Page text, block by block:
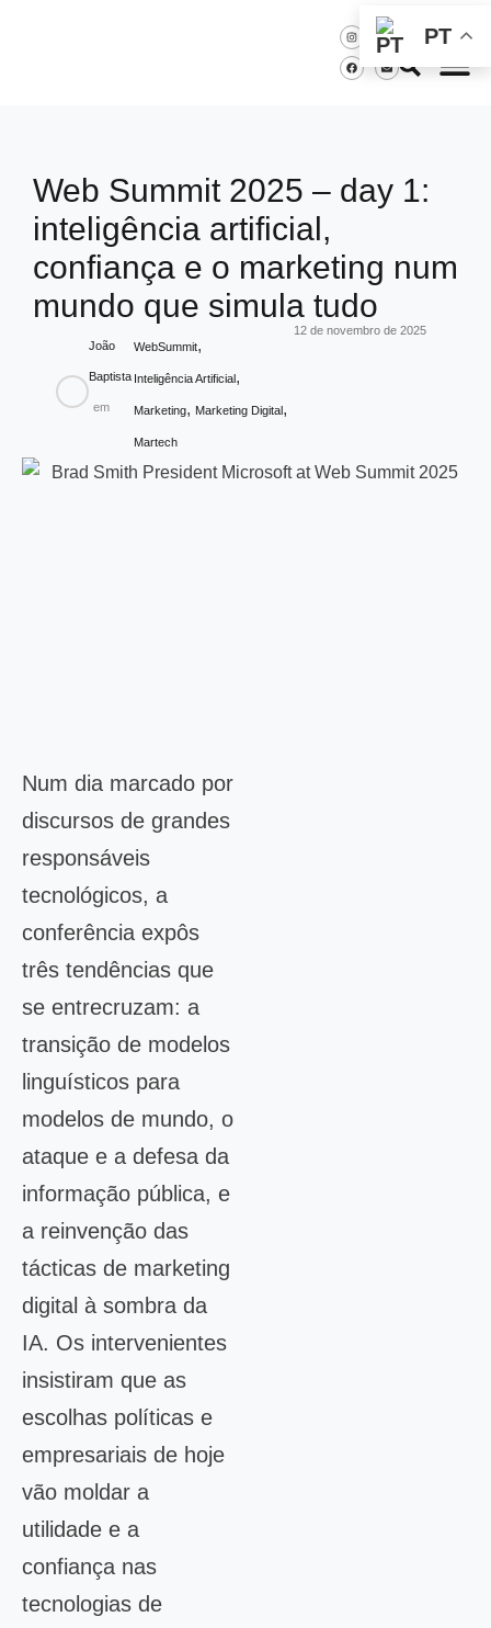
Web Summit 2025 – day 1:
inteligência artificial,
confiança e o marketing num
mundo que simula tudo
João
Baptista
em
WebSummit,
Inteligência Artificial,
Marketing, Marketing Digital,
Martech
12 de novembro de 2025
Num dia marcado por
discursos de grandes
responsáveis
tecnológicos, a
conferência expôs
três tendências que
se entrecruzam: a
transição de modelos
linguísticos para
modelos de mundo, o
ataque e a defesa da
informação pública, e
a reinvenção das
tácticas de marketing
digital à sombra da
IA. Os intervenientes
insistiram que as
escolhas políticas e
empresariais de hoje
vão moldar a
utilidade e a
confiança nas
tecnologias de
PT